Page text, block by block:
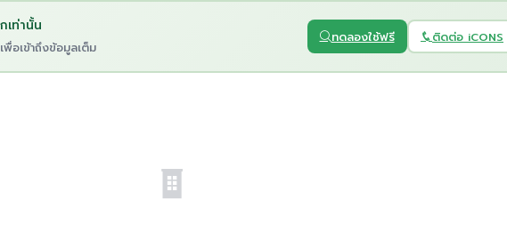
ท่านั้น
อเข้าถึงข้อมูลเต็ม
ทดลองใช้ฟรี ติดต่อ iCONS